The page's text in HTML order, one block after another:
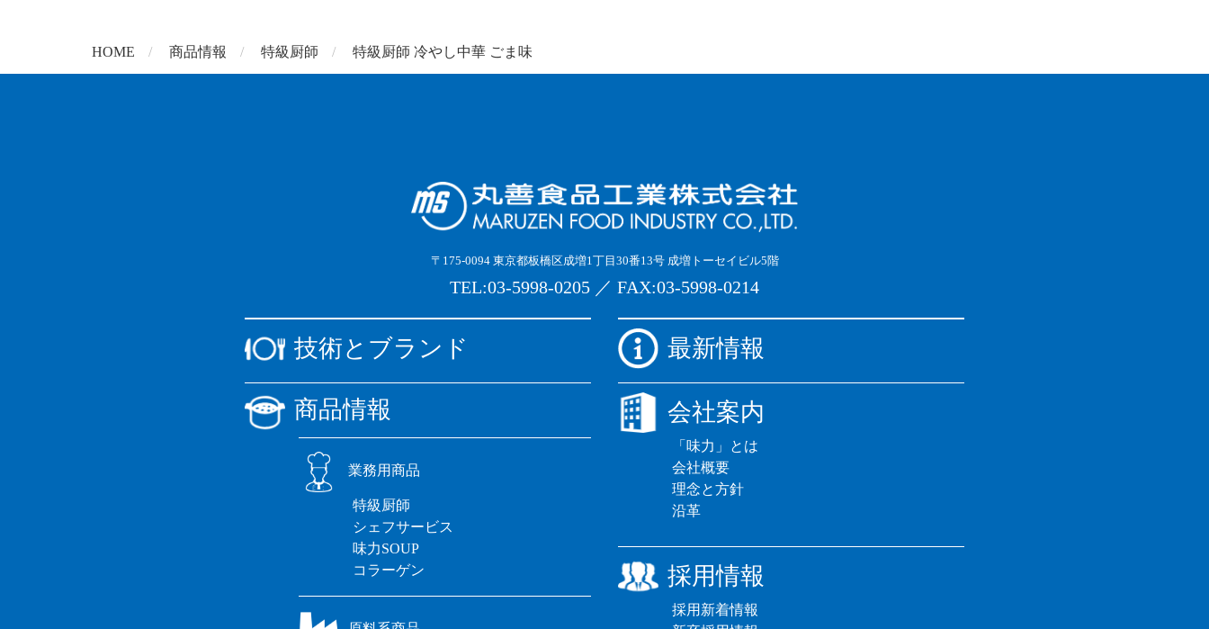
HOME 商品情報 特級厨師 特級厨師 冷やし中華 ごま味
〒175-0094 東京都板橋区成増1丁目30番13号 成増トーセイビル5階
TEL:03-5998-0205 ／ FAX:03-5998-0214
技術とブランド
商品情報
業務用商品
特級厨師
シェフサービス
味力SOUP
コラーゲン
最新情報
会社案内
「味力」とは
会社概要
理念と方針
沿革
採用情報
採用新着情報